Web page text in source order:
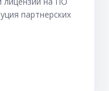
партнерских